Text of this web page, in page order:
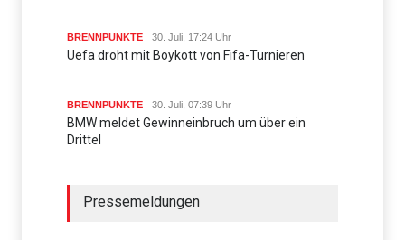
BRENNPUNKTE 30. Juli, 17:24 Uhr
Uefa droht mit Boykott von Fifa-Turnieren
BRENNPUNKTE 30. Juli, 07:39 Uhr
BMW meldet Gewinneinbruch um über ein
Drittel
Pressemeldungen